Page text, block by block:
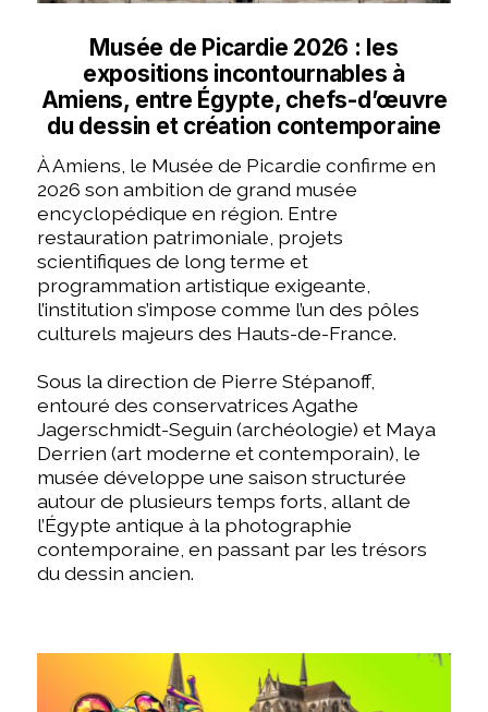
Musée de Picardie 2026 : les
expositions incontournables à
Amiens, entre Égypte, chefs-d’œuvre
du dessin et création contemporaine
À Amiens, le Musée de Picardie confirme en
2026 son ambition de grand musée
encyclopédique en région. Entre
restauration patrimoniale, projets
scientifiques de long terme et
programmation artistique exigeante,
l’institution s’impose comme l’un des pôles
culturels majeurs des Hauts-de-France.
Sous la direction de Pierre Stépanoff,
entouré des conservatrices Agathe
Jagerschmidt-Seguin (archéologie) et Maya
Derrien (art moderne et contemporain), le
musée développe une saison structurée
autour de plusieurs temps forts, allant de
l’Égypte antique à la photographie
contemporaine, en passant par les trésors
du dessin ancien.